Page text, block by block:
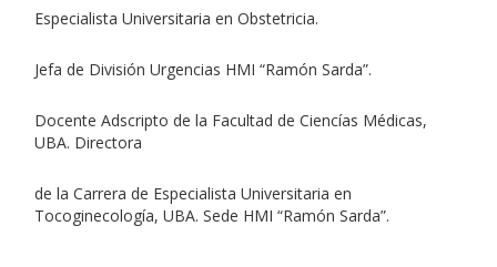
Especialista Universitaria en Obstetricia.
Jefa de División Urgencias HMI “Ramón Sarda”.
Docente Adscripto de la Facultad de Ciencías Médicas,
UBA. Directora
de la Carrera de Especialista Universitaria en
Tocoginecología, UBA. Sede HMI “Ramón Sarda”.